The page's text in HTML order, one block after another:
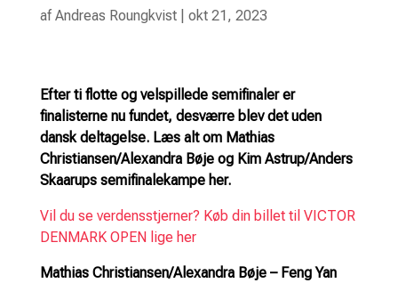
afAndreas Roungkvist| okt 21, 2023
Efter ti flotte og velspillede semifinaler er
finalisterne nu fundet, desværre blev det uden
dansk deltagelse. Læs alt om Mathias
Christiansen/Alexandra Bøje og Kim Astrup/Anders
Skaarups semifinalekampe her.
Vil du se verdensstjerner? Køb din billet til VICTOR
DENMARK OPEN lige her
Mathias Christiansen/Alexandra Bøje – Feng Yan